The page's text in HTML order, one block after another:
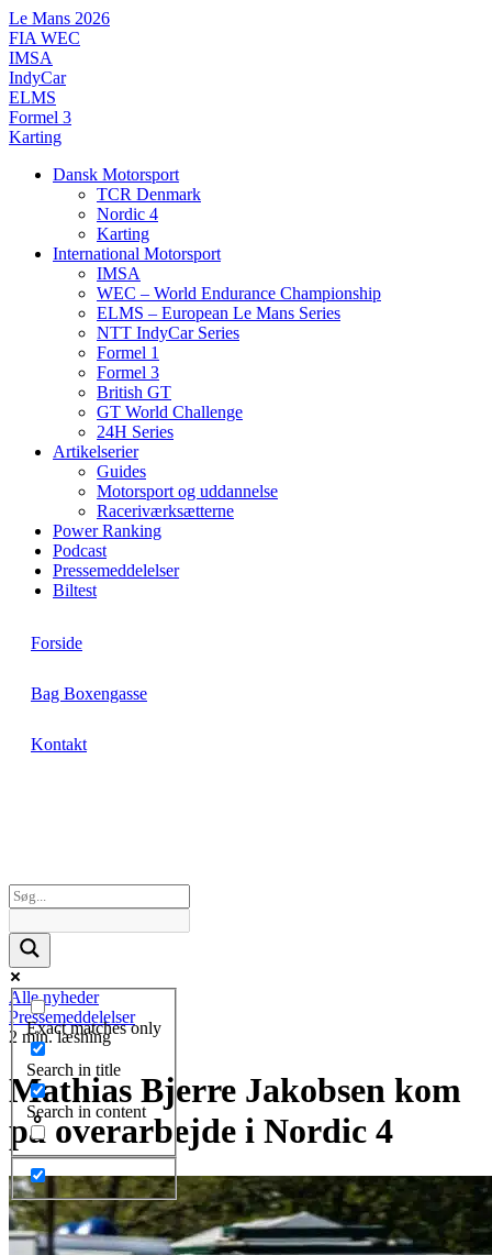
Videre
til
indhold
Le Mans 2026
FIA WEC
IMSA
IndyCar
ELMS
Formel 3
Karting
Dansk Motorsport
TCR Denmark
Nordic 4
Karting
International Motorsport
IMSA
WEC – World Endurance Championship
ELMS – European Le Mans Series
NTT IndyCar Series
Formel 1
Formel 3
British GT
GT World Challenge
24H Series
Artikelserier
Guides
Motorsport og uddannelse
Raceriværksætterne
Power Ranking
Podcast
Pressemeddelelser
Biltest
Forside
Bag Boxengasse
Kontakt
Exact matches only
Search in title
Search in content
Alle nyheder
Pressemeddelelser
2 min. læsning
Mathias Bjerre Jakobsen kom
på overarbejde i Nordic 4